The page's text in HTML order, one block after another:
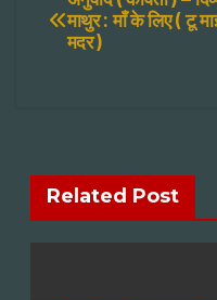
Post
माथुर : माँ के लिए ( टू
मदर )
Related Post